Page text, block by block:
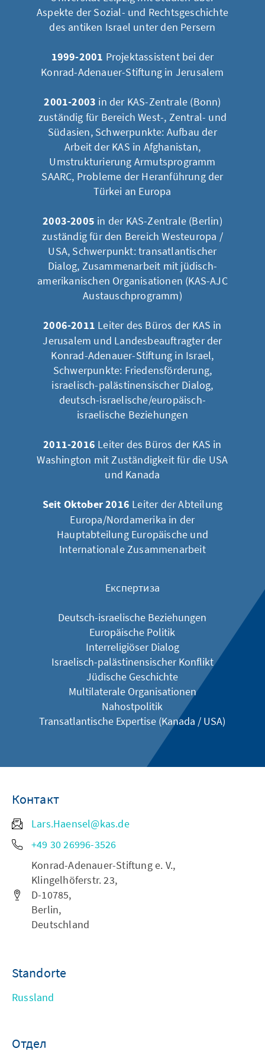
Aspekte der Sozial- und Rechtsgeschichte
des antiken Israel unter den Persern
1999-2001 Projektassistent bei der
Konrad-Adenauer-Stiftung in Jerusalem
2001-2003 in der KAS-Zentrale (Bonn)
zuständig für Bereich West-, Zentral- und
Südasien, Schwerpunkte: Aufbau der
Arbeit der KAS in Afghanistan,
Umstrukturierung Armutsprogramm
SAARC, Probleme der Heranführung der
Türkei an Europa
2003-2005 in der KAS-Zentrale (Berlin)
zuständig für den Bereich Westeuropa /
USA, Schwerpunkt: transatlantischer
Dialog, Zusammenarbeit mit jüdisch-
amerikanischen Organisationen (KAS-AJC
Austauschprogramm)
2006-2011 Leiter des Büros der KAS in
Jerusalem und Landesbeauftragter der
Konrad-Adenauer-Stiftung in Israel,
Schwerpunkte: Friedensförderung,
israelisch-palästinensischer Dialog,
deutsch-israelische/europäisch-
israelische Beziehungen
2011-2016 Leiter des Büros der KAS in
Washington mit Zuständigkeit für die USA
und Kanada
Seit Oktober 2016 Leiter der Abteilung
Europa/Nordamerika in der
Hauptabteilung Europäische und
Internationale Zusammenarbeit
Експертиза
Deutsch-israelische Beziehungen
Europäische Politik
Interreligiöser Dialog
Israelisch-palästinensischer Konflikt
Jüdische Geschichte
Multilaterale Organisationen
Nahostpolitik
​​​​​Transatlantische Expertise (Kanada / USA)
Контакт
Lars.Haensel@kas.de
+49 30 26996-3526
Konrad-Adenauer-Stiftung e. V.,
Klingelhöferstr. 23,
D-10785,
Berlin,
Deutschland
Standorte
Russland
Отдел